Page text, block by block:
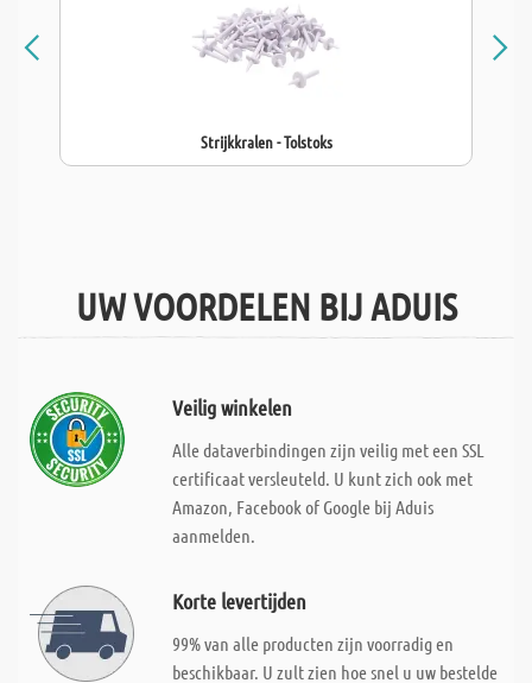
Strijkkralen - Tolstoks
UW VOORDELEN BIJ ADUIS
Veilig winkelen
Alle dataverbindingen zijn veilig met een SSL
certificaat versleuteld. U kunt zich ook met
Amazon, Facebook of Google bij Aduis
aanmelden.
Korte levertijden
99% van alle producten zijn voorradig en
beschikbaar. U zult zien hoe snel u uw bestelde